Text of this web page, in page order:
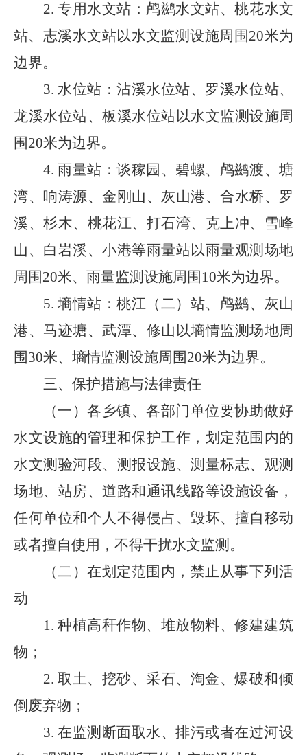
2.专用水文站： 鸬鹚水文站、桃花水文
站、志溪水文站以水文监测设施周围20米为
边界。
3.水位站：沾溪水位站、罗溪水位站、
龙溪水位站、板溪水位站以水文监测设施周
围20米为边界。
4.雨量站：谈稼园、碧螺、鸬鹚渡、塘
湾、响涛源、金刚山、灰山港、合水桥、罗
溪、杉木、桃花江、打石湾、克上冲、雪峰
山、白岩溪、小港等雨量站以雨量观测场地
周围20米、雨量监测设施周围 10米为边界。
5.墒情站：桃江（二）站、鸬鹚、灰山
港、马迹塘、武潭、修山以墒情监测场地周
围30米、墒情监测设施周围20米为边界。
三、保护措施与法律责任
（一）各乡镇、各部门单位要协助做好
水文设施的管理和保护工作，划定范围内的
水文测验河段、测报设施、测量标志、观测
场地、站房、道路和通讯线路等设施设备，
任何单位和个人不得侵占、毁坏、擅自移动
或者擅自使用，不得干扰水文监测。
（二）在划定范围内，禁止从事下列活
动
1.种植高秆作物、堆放物料、修建建筑
物；
2.取土、挖砂、采石、淘金、爆破和倾
倒废弃物；
3.在监测断面取水、排污或者在过河设